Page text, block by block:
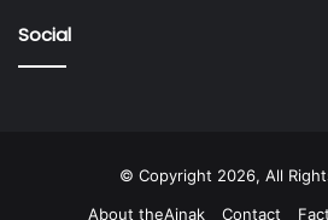
Social
© Copyright 2026, All
About theAinak
Contact